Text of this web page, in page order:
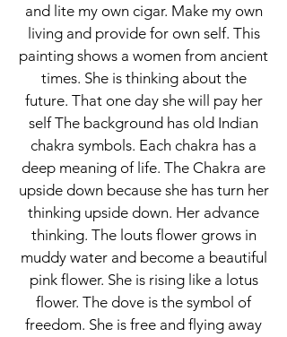
and lite my own cigar. Make my own
living and provide for own self. This
painting shows a women from ancient
times. She is thinking about the
future. That one day she will pay her
self The background has old Indian
chakra symbols. Each chakra has a
deep meaning of life. The Chakra are
upside down because she has turn her
thinking upside down. Her advance
thinking. The louts flower grows in
muddy water and become a beautiful
pink flower. She is rising like a lotus
flower. The dove is the symbol of
freedom. She is free and flying away